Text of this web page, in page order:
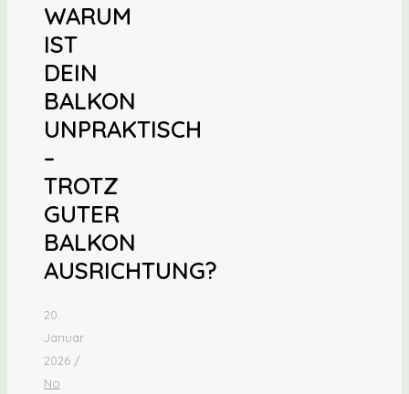
WARUM
IST
DEIN
BALKON
UNPRAKTISCH
–
TROTZ
GUTER
BALKON
AUSRICHTUNG?
20.
Januar
2026 /
No